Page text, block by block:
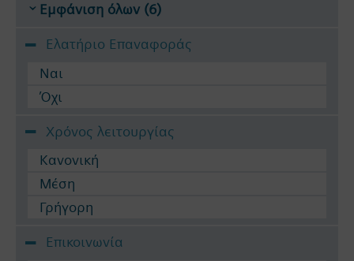
Εμφάνιση όλων (6)
Ελατήριο Επαναφοράς
Ναι
Όχι
Χρόνος λειτουργίας
Κανονική
Μέση
Γρήγορη
Επικοινωνία